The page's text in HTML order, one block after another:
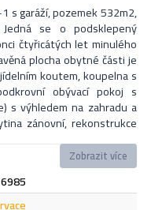
s garáží, pozemek 532m2,
se o podsklepený
čtyřicátých let minulého
plocha obytné části je
koutem, koupelna s
obývací pokoj s
s výhledem na zahradu a
zánovní, rekonstrukce
plynovým kotlem,
- odpady řešeny jímkou.
lesa (asfaltová), na kterou
do centra KV (Dolní
Vhodné nejen pro lidi,
Zobrazit více